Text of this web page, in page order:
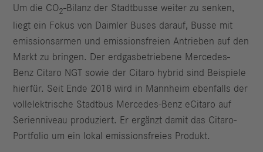
Um die CO2-Bilanz der Stadtbusse weiter zu senken,
liegt ein Fokus von Daimler Buses darauf, Busse mit
emissionsarmen und emissionsfreien Antrieben auf den
Markt zu bringen. Der erdgasbetriebene Mercedes-
Benz Citaro NGT sowie der Citaro hybrid sind Beispiele
hierfür. Seit Ende 2018 wird in Mannheim ebenfalls der
vollelektrische Stadtbus Mercedes-Benz eCitaro auf
Serienniveau produziert. Er ergänzt damit das Citaro-
Portfolio um ein lokal emissionsfreies Produkt.